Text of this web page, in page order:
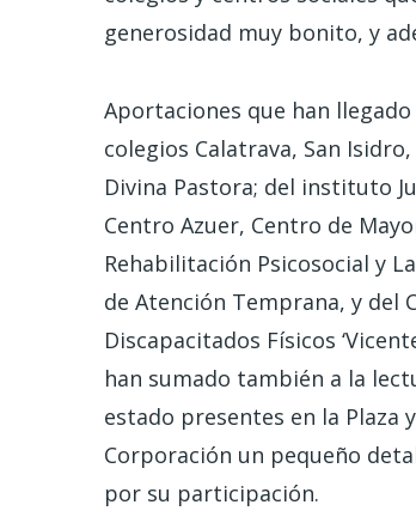
generosidad muy bonito, y
Aportaciones que han llegado
colegios Calatrava, San
Divina Pastora; del instituto
Centro Azuer, Centro de
Rehabilitación Psicosocial y
de Atención Temprana, y del
Discapacitados Físicos
han sumado también a la
estado presentes en la Plaza
Corporación un pequeño
por su participación.